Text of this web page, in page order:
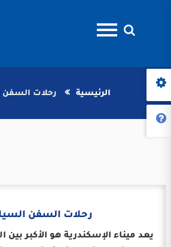
الرئيسية رحلات السفن
رحلات السفن
يعد ميناء الإسكندرية هو الأكبر بين